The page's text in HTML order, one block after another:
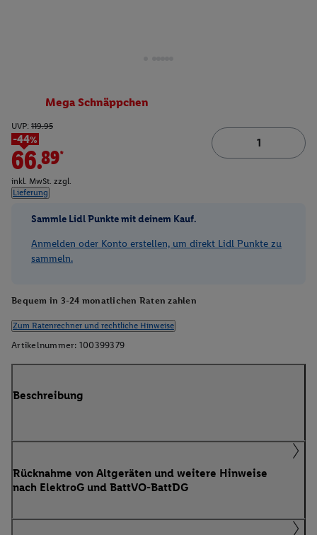
Mega Schnäppchen
UVP: 119.95
-44%
66.89*
inkl. MwSt. zzgl.
Lieferung
Sammle Lidl Punkte mit deinem Kauf.
Anmelden oder Konto erstellen, um direkt Lidl Punkte zu
sammeln.
Bequem in 3-24 monatlichen Raten zahlen
Zum Ratenrechner und rechtliche Hinweise
Artikelnummer: 100399379
Beschreibung
Rücknahme von Altgeräten und weitere Hinweise
nach ElektroG und BattVO-BattDG